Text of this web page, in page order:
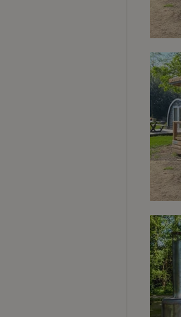
Strikt
accountbeheer.
_tt_enable_cookie
_pinterest_ct_ua